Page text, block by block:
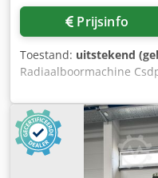
Prijsinfo
Toestand: uitstekend
Radiaalboormachine
MACH-ID 9236 Merk: